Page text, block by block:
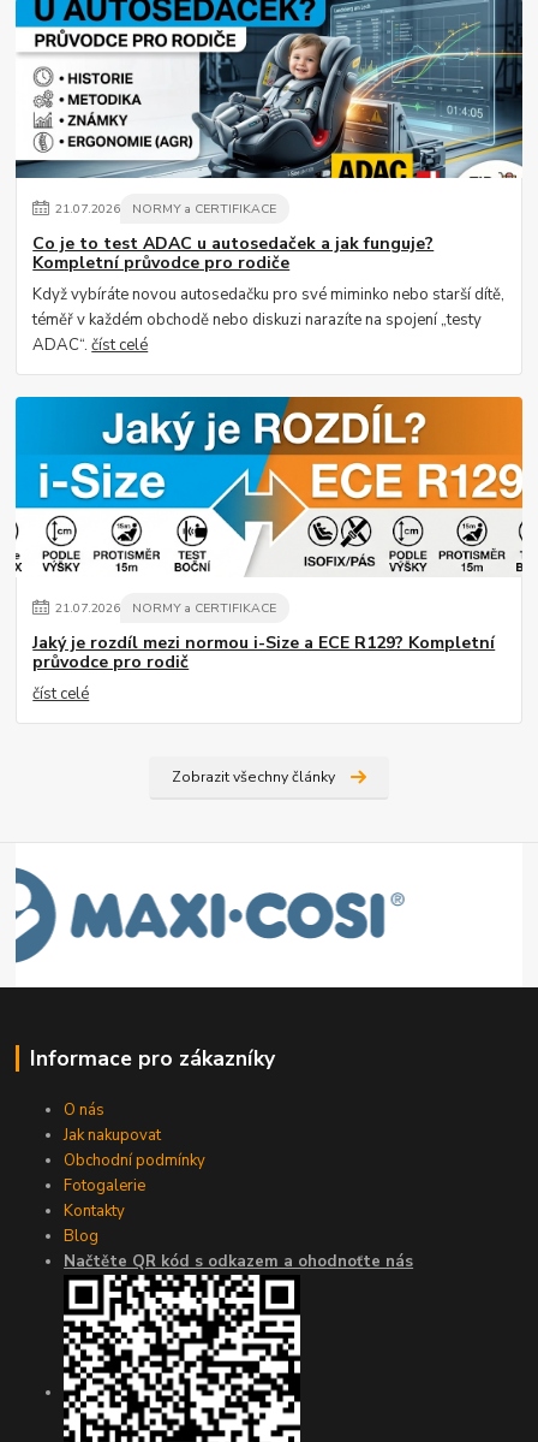
21.07.2026 NORMY a CERTIFIKACE
Co je to test ADAC u autosedaček a jak funguje?
Kompletní průvodce pro rodiče
Když vybíráte novou autosedačku pro své miminko nebo starší dítě,
téměř v každém obchodě nebo diskuzi narazíte na spojení „testy
ADAC“.číst celé
21.07.2026 NORMY a CERTIFIKACE
Jaký je rozdíl mezi normou i-Size a ECE R129? Kompletní
průvodce pro rodič
číst celé
Zobrazit všechny články
Informace pro zákazníky
O nás
Jak nakupovat
Obchodní podmínky
Fotogalerie
Kontakty
Blog
Načtěte QR kód s odkazem a ohodnoťte nás